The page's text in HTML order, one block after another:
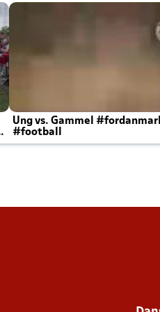
Ung vs. Gammel
#football